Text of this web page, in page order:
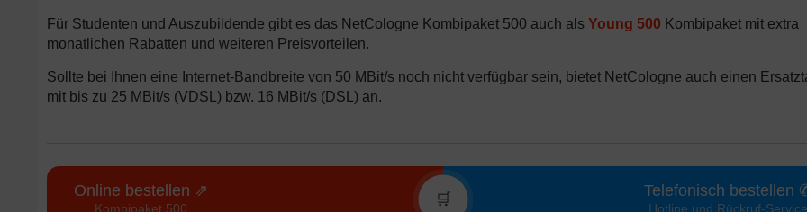
Für Studenten und Auszubildende gibt es das NetCologne Kombipaket 500 auch als Young 500 Kombipaket mit extra
monatlichen Rabatten und weiteren Preisvorteilen.
Sollte bei Ihnen eine Internet-Bandbreite von 50 MBit/s noch nicht verfügbar sein, bietet NetCologne auch einen
mit bis zu 25 MBit/s (VDSL) bzw. 16 MBit/s (DSL) an.
Online bestellen ⇗
Kombipaket 500
🛒 Telefonisch bestellen
Hotline und Rückruf-Service